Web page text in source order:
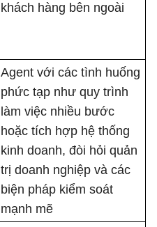
khách hàng bên ngoài
Agent với các tình huống
phức tạp như quy trình
làm việc nhiều bước
hoặc tích hợp hệ thống
kinh doanh, đòi hỏi quản
trị doanh nghiệp và các
biện pháp kiểm soát
mạnh mẽ